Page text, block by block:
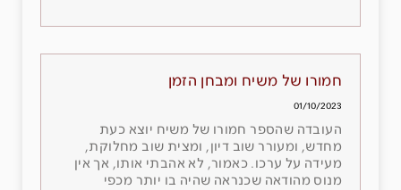
חמורו של משיח ומבחן הזמן
01/10/2023
העובדה שהספר חמורו של משיח יוצא כעת
מחדש, ומעורר שוב דיון, ומצית שוב מחלוקת,
מעידה על ערכו. כאמור, לא אהבתי אותו, אך אין
מנוס מהודאה שכנראה שהיה בו יותר מכפי